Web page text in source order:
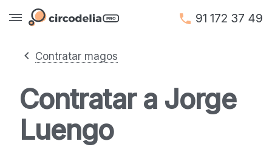
91 172 37 49
Contratar magos
Contratar a Jorge
Luengo